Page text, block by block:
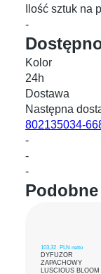
Ilość sztuk na
-
Kolor
24h
Dostawa
Następna
802135034-
-
-
-
103,32 PLN netto
DYFUZOR
ZAPACHOWY
LUSCIOUS BLOOM